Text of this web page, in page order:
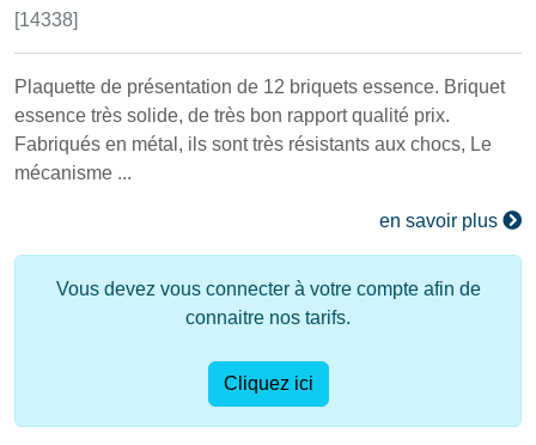
[14338]
Plaquette de présentation de 12 briquets essence. Briquet
essence très solide, de très bon rapport qualité prix.
Fabriqués en métal, ils sont très résistants aux chocs, Le
mécanisme ...
en savoir plus
Vous devez vous connecter à votre compte afin de
connaitre nos tarifs.
Cliquez ici